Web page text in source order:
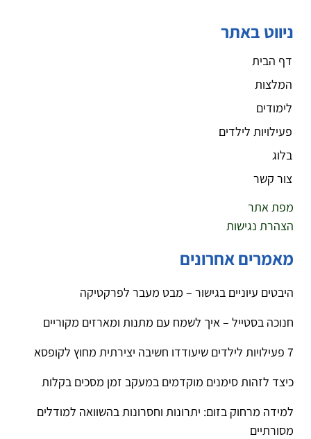
ניווט באתר
דף הבית
המלצות
לימודים
פעילויות לילדים
בלוג
צור קשר
מפת אתר
הצהרת נגישות
מאמרים אחרונים
היבטים עיוניים בגישור – מבט מעבר לפרקטיקה
חנוכה בסטייל – איך לשמח עם מתנות ומארזים מקוריים
7 פעילויות לילדים שיעודדו חשיבה יצירתית מחוץ לקופסא
כיצד לזהות סימנים מוקדמים במעקב זמן מסכים בקלות
למידה מרחוק בזום: יתרונות וחסרונות בהשוואה למודלים
מסורתיים